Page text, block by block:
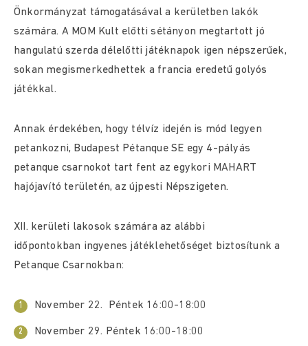
Önkormányzat támogatásával a kerületben lakók
számára. A MOM Kult előtti sétányon megtartott jó
hangulatú szerda délelőtti játéknapok igen népszerűek,
sokan megismerkedhettek a francia eredetű golyós
játékkal.
Annak érdekében, hogy télvíz idején is mód legyen
petankozni, Budapest Pétanque SE egy 4-pályás
petanque csarnokot tart fent az egykori MAHART
hajójavító területén, az újpesti Népszigeten.
XII. kerületi lakosok számára az alábbi
időpontokban ingyenes játéklehetőséget biztosítunk a
Petanque Csarnokban:
November 22. Péntek 16:00-18:00
November 29. Péntek 16:00-18:00